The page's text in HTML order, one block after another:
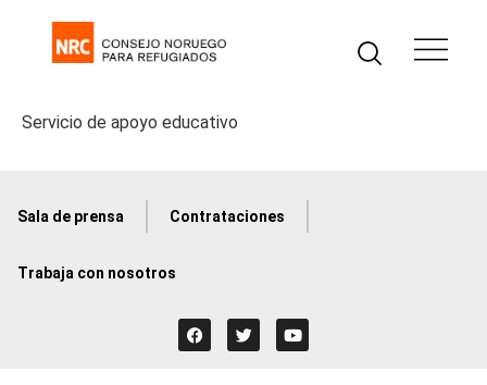
Servicio de apoyo educativo
Sala de prensa Contrataciones
Trabaja con nosotros